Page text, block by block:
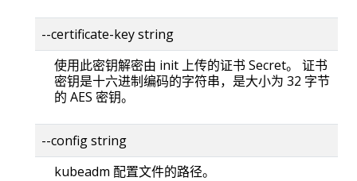
--certificate-key string
使用此密钥解密由 init 上传的证书 Secret。 证书
密钥是十六进制编码的字符串，是大小为 32 字节
的 AES 密钥。
--config string
kubeadm 配置文件的路径。